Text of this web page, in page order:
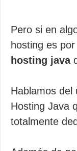
Pero si en
hosting es
hosting java
Hablamos del
Hosting Java
totalmente